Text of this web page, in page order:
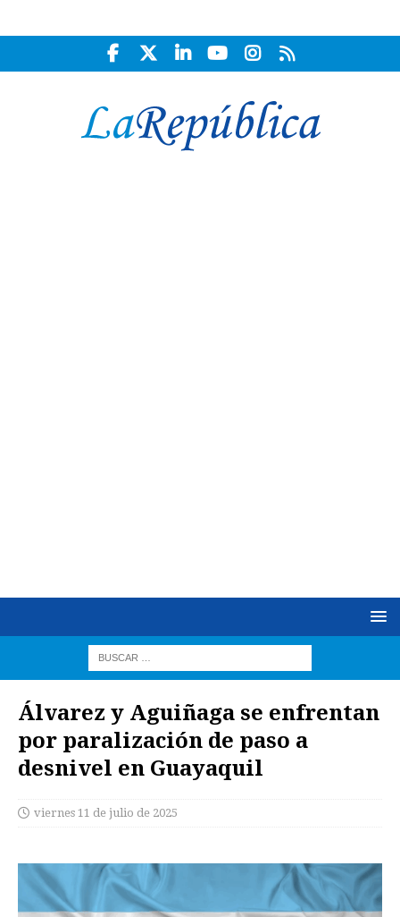
Álvarez y Aguiñaga se enfrentan
por paralización de paso a
desnivel en Guayaquil
viernes 11 de julio de 2025